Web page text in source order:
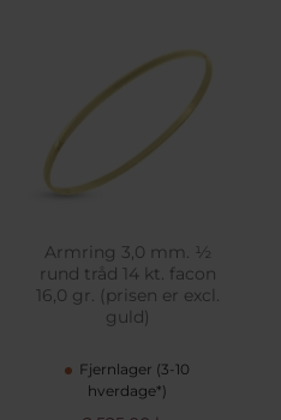
Armring 3,0 mm. ½
rund tråd 14 kt. facon
16,0 gr. (prisen er excl.
guld)
Fjernlager (3-10
hverdage*)